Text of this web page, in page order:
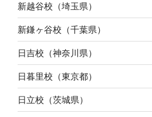
新越谷校（埼玉県）
新鎌ヶ谷校（千葉県）
日吉校（神奈川県）
日暮里校（東京都）
日立校（茨城県）